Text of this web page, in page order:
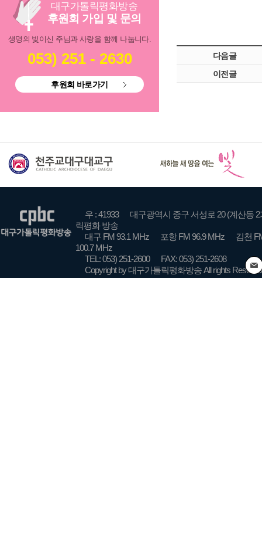
대구가톨릭평화방송
후원회 가입 및 문의
생명의 빛이신 주님과 사랑을 함께 나눕니다.
053) 251 - 2630
후원회 바로가기
다음글
이전글
우 : 41933
대구광역시 중구 서성로 20 (계산동 2
릭평화 방송
대구 FM 93.1 MHz
포항 FM 96.9 MHz
김천
100.7 MHz
TEL: 053) 251-2600
FAX: 053) 251-2608
Copyright by 대구가톨릭평화방송 All rights